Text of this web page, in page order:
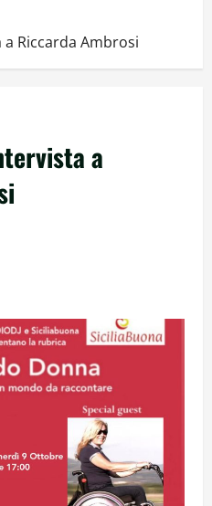
Riccarda Ambrosi
a